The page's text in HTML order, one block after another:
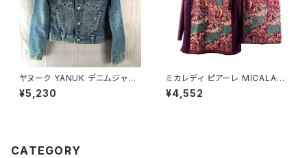
ヤヌーク YANUK デニムジャケ
ット Gジャン ロゴボタン ヴィン
テージ加工 ダメージ加工 イン
¥5,230
ミカレディ ピアーレ MICALAD
Y piare セットアップ ニット 花
柄 肩パッド ボルドー系 Mサイズ
¥4,552
CATEGORY